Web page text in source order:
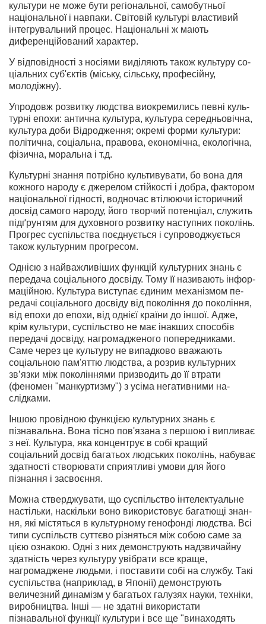
культури не може бути ре­гіональної, самобутньої
національної і навпаки. Світовій культурі властивий
інтегрувальний процес. Національні ж мають
диференційований характер.
У відповідності з носіями виділяють також культуру со­
ціальних суб'єктів (міську, сільську, професійну,
молодіжну).
Упродовж розвитку людства виокремились певні куль­
турні епохи: антична культура, культура середньовічна,
культура доби Відродження; окремі форми культури:
полі­тична, соціальна, правова, економічна, екологічна,
фізич­на, моральна і т.д.
Культурні знання потрібно культивувати, бо вона для
кожного народу є джерелом стійкості і добра, фактором
націо­нальної гідності, водночас втілюючи історичний
досвід самого народу, його творчий потенціал, служить
під­ґрунтям для духовного розвитку наступних поколінь.
Про­грес суспільства поєднується і супроводжується
також куль­турним прогресом.
Однією з найважливіших функцій культурних знань є
передача соціального досвіду. Тому її називають інфор­
маційною. Культура виступає єдиним механізмом пе­
редачі соціального досвіду від покоління до покоління,
від епохи до епохи, від однієї країни до іншої. Адже,
крім куль­тури, суспільство не має інакших способів
передачі досвіду, нагромадженого попередниками.
Саме через це культуру не випадково вважають
соціальною пам'яттю людства, а розрив культурних
зв’язки між поколіннями призводить до її втрати
(феномен "манкуртизму") з усіма негативними на­
слідками.
Іншою провідною функцією культурних знань є
пізнавальна. Вона тісно пов'язана з першою і випливає
з неї. Культура, яка концентрує в собі кращий
соціальний досвід багатьох людських поколінь, набуває
здатності створювати сприят­ливі умови для його
пізнання і засвоєння.
Можна стверджувати, що суспільство інтелектуальне
настільки, наскільки воно використовує багатющі знан­
ня, які містяться в культурному генофонді людства. Всі
типи суспільств суттєво різняться між собою саме за
цією ознакою. Одні з них демонструють надзвичайну
здатність через культуру увібрати все краще,
нагромаджене людь­ми, і поставити собі на службу. Такі
суспільства (наприк­лад, в Японії) демонструють
величезний динамізм у бага­тьох галузях науки, техніки,
виробництва. Інші — не здатні використати
пізнавальної функції культури і все ще "ви­находять